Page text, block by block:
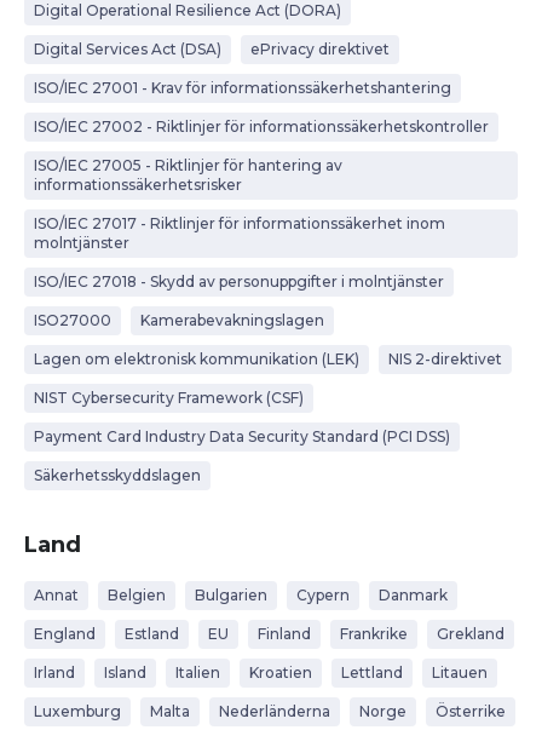
Digital Operational Resilience Act (DORA)
Digital Services Act (DSA) ePrivacy direktivet
ISO/IEC 27001 - Krav för informationssäkerhetshantering
ISO/IEC 27002 - Riktlinjer för informationssäkerhetskontroller
ISO/IEC 27005 - Riktlinjer för hantering av
informationssäkerhetsrisker
ISO/IEC 27017 - Riktlinjer för informationssäkerhet inom
molntjänster
ISO/IEC 27018 - Skydd av personuppgifter i molntjänster
ISO27000 Kamerabevakningslagen
Lagen om elektronisk kommunikation (LEK) NIS 2-direktivet
NIST Cybersecurity Framework (CSF)
Payment Card Industry Data Security Standard (PCI DSS)
Säkerhetsskyddslagen
Land
Annat Belgien Bulgarien Cypern Danmark
England Estland EU Finland Frankrike Grekland
Irland Island Italien Kroatien Lettland Litauen
Luxemburg Malta Nederländerna Norge Österrike